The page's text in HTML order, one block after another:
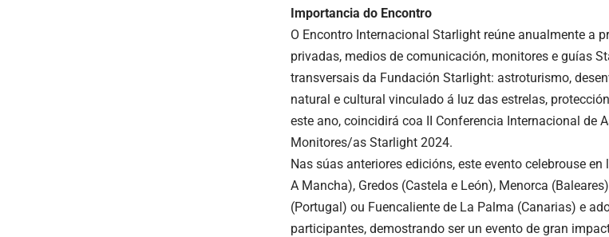
Importancia do Encontro
O Encontro Internacional Starlight reúne anualmente a
privadas, medios de comunicación, monitores e guías
transversais da Fundación Starlight: astroturismo,
natural e cultural vinculado á luz das estrelas,
este ano, coincidirá coa II Conferencia Internacional de
Monitores/as Starlight 2024.
Nas súas anteriores edicións, este evento celebrouse
A Mancha), Gredos (Castela e León), Menorca
(Portugal) ou Fuencaliente de La Palma (Canarias) e
participantes, demostrando ser un evento de gran